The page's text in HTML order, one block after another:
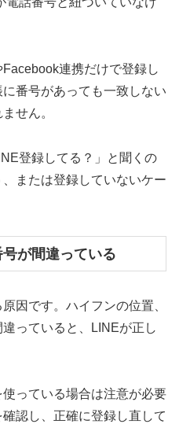
連携だけで登録し
番号があっても一致しない
せん。
登録してる？」と聞くの
または登録していないケー
が間違っている
因です。ハイフンの位置、
っていると、LINEが正し
っている場合は注意が必要
認し、正確に登録し直して